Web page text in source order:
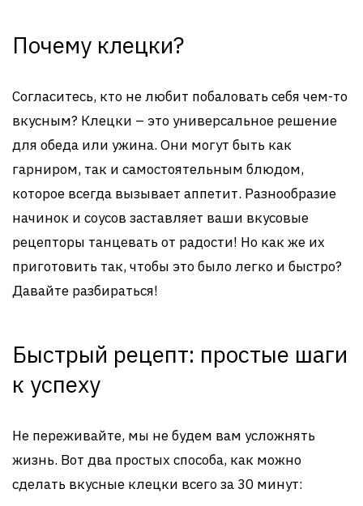
Почему клецки?
Согласитесь, кто не любит побаловать себя чем-то
вкусным? Клецки – это универсальное решение
для обеда или ужина. Они могут быть как
гарниром, так и самостоятельным блюдом,
которое всегда вызывает аппетит. Разнообразие
начинок и соусов заставляет ваши вкусовые
рецепторы танцевать от радости! Но как же их
приготовить так, чтобы это было легко и быстро?
Давайте разбираться!
Быстрый рецепт: простые шаги
к успеху
Не переживайте, мы не будем вам усложнять
жизнь. Вот два простых способа, как можно
сделать вкусные клецки всего за 30 минут: